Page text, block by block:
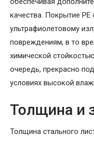
качества. Покрытие
ультрафиолетовому
повреждениям, в то
химической
очередь, прекрасно
условиях высокой
Толщина и
Толщина стального